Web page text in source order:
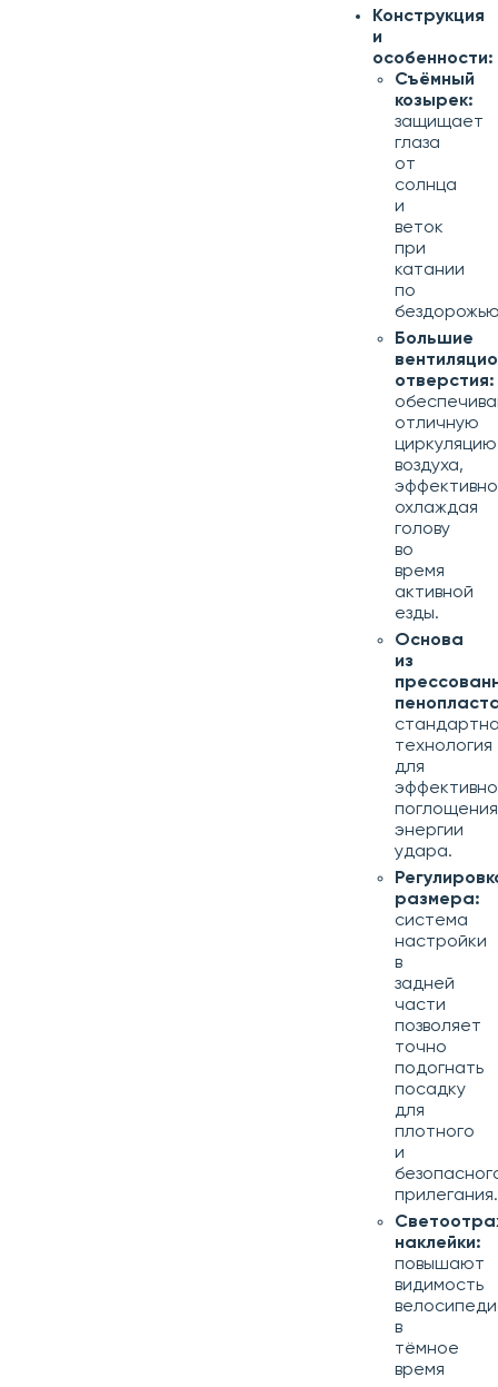
Конструкция
и
особенности:
Съёмный
козырек:
защищает
глаза
от
солнца
и
веток
при
катании
по
Большие
отверстия:
отличную
циркуляцию
воздуха,
эффективно
охлаждая
голову
во
время
активной
езды.
Основа
из
технология
для
поглощения
энергии
удара.
размера:
система
настройки
в
задней
части
позволяет
точно
подогнать
посадку
для
плотного
и
прилегания.
наклейки:
повышают
видимость
в
тёмное
время